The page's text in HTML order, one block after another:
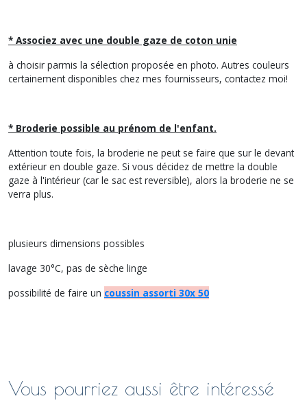
* Associez avec une double gaze de coton unie
à choisir parmis la sélection proposée en photo. Autres couleurs
certainement disponibles chez mes fournisseurs, contactez moi!
* Broderie possible au prénom de l'enfant.
Attention toute fois, la broderie ne peut se faire que sur le devant
extérieur en double gaze. Si vous décidez de mettre la double
gaze à l'intérieur (car le sac est reversible), alors la broderie ne se
verra plus.
plusieurs dimensions possibles
lavage 30°C, pas de sèche linge
possibilité de faire un coussin assorti 30x 50
Vous pourriez aussi être intéressé